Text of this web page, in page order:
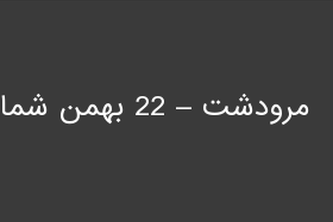
مرودشت – 22 بهمن شمالی